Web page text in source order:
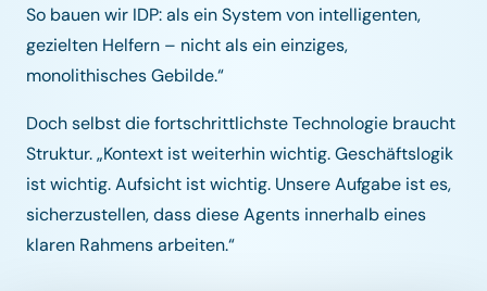
So bauen wir IDP: als ein System von intelligenten,
gezielten Helfern – nicht als ein einziges,
monolithisches Gebilde.“
Doch selbst die fortschrittlichste Technologie braucht
Struktur. „Kontext ist weiterhin wichtig. Geschäftslogik
ist wichtig. Aufsicht ist wichtig. Unsere Aufgabe ist es,
sicherzustellen, dass diese Agents innerhalb eines
klaren Rahmens arbeiten.“